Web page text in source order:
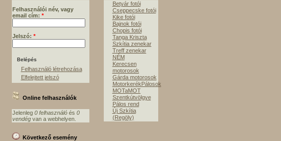
Felhasználói név, vagy
email cím: *
Jelszó: *
Felhasználó létrehozása
Elfelejtett jelszó
Online felhasználók
Jelenleg 0 felhasználó és 0
vendég van a webhelyen.
Következő esemény
Betyár fotói
Cseppecske fotói
Kike fotói
Bajnok fotói
Chopis fotói
Tanga Kriszta
Szkítia zenekar
Treff zenekar
NÉM
Kerecsen
motorosok
Gárda motorosok
MotorkerékPálosok
MOTaMOT
Szentkútvölgye
Pálos rend
Új Szkítia
(Regöly)